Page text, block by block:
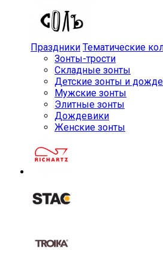
Праздники Тематические
Зонты-трости
Складные зонты
Детские зонты и
Мужские зонты
Элитные зонты
Дождевики
Женские зонты